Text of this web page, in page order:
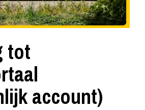
tot
account)